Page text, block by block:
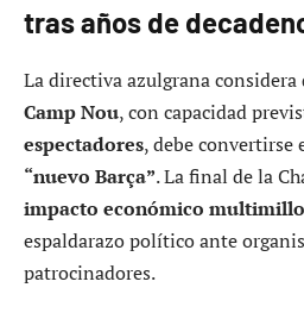
tras años de
La directiva azulgrana considera
Camp Nou, con capacidad
espectadores, debe convertirse
“nuevo Barça”. La final de la
impacto económico
espaldarazo político ante
patrocinadores.